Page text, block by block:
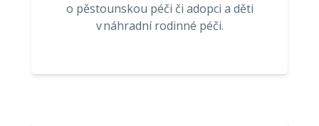
o pěstounskou péči či adopci a děti
v náhradní rodinné péči.